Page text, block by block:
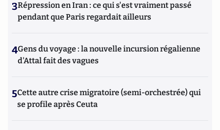
3Répression en Iran : ce qui s'est vraiment passé
pendant que Paris regardait ailleurs
4Gens du voyage : la nouvelle incursion régalienne
d'Attal fait des vagues
5Cette autre crise migratoire (semi-orchestrée) qui
se profile après Ceuta